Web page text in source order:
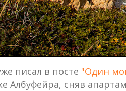
писал в посте "Один
Албуфейра, сняв